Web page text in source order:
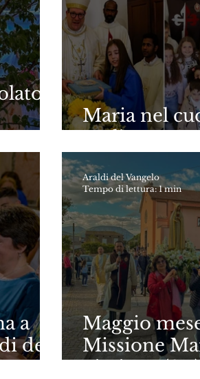
Maria nel
Molise
a
del
Maggio
Missione
Fisciano (SA)
Araldi del Vangelo
Tempo di lettura: 1 min